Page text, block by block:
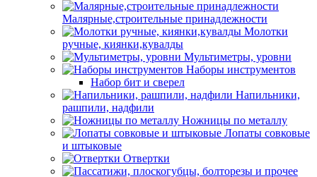
Малярные,строительные принадлежности
Молотки
ручные, киянки,кувалды
Мультиметры, уровни
Наборы инструментов
Набор бит и сверел
Напильники,
рашпили, надфили
Ножницы по металлу
Лопаты совковые
и штыковые
Отвертки